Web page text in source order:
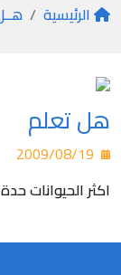
الرئيسية
هل تعلم
اكثر الحيوانات